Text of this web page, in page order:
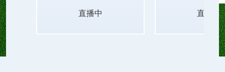
直播中 直播中